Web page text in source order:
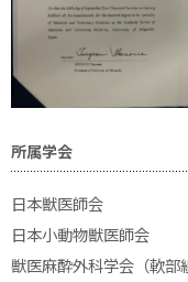
所属学会
日本獣医師会
日本小動物獣医師会
獣医麻酔外科学会（軟部